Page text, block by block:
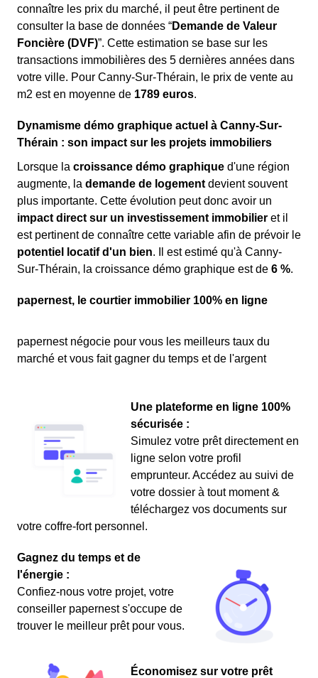
connaître les prix du marché, il peut être pertinent de
consulter la base de données “Demande de Valeur
Foncière (DVF)”. Cette estimation se base sur les
transactions immobilières des 5 dernières années dans
votre ville. Pour Canny-Sur-Thérain, le prix de vente au
m2 est en moyenne de 1789 euros.
Dynamisme démo graphique actuel à Canny-Sur-
Thérain : son impact sur les projets immobiliers
Lorsque la croissance démo graphique d'une région
augmente, la demande de logement devient souvent
plus importante. Cette évolution peut donc avoir un
impact direct sur un investissement immobilier et il
est pertinent de connaître cette variable afin de prévoir le
potentiel locatif d'un bien. Il est estimé qu'à Canny-
Sur-Thérain, la croissance démo graphique est de 6 %.
papernest, le courtier immobilier 100% en ligne
papernest négocie pour vous les meilleurs taux du
marché et vous fait gagner du temps et de l'argent
Une plateforme en ligne 100%
sécurisée :
Simulez votre prêt directement en
ligne selon votre profil
emprunteur. Accédez au suivi de
votre dossier à tout moment &
téléchargez vos documents sur
votre coffre-fort personnel.
Gagnez du temps et de
l'énergie :
Confiez-nous votre projet, votre
conseiller papernest s'occupe de
trouver le meilleur prêt pour vous.
Économisez sur votre prêt